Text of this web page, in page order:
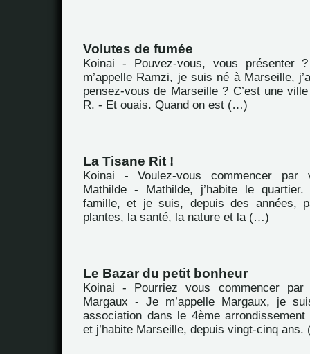
Volutes de fumée
Koinai - Pouvez-vous, vous présenter
m’appelle Ramzi, je suis né à Marseille,
pensez-vous de Marseille ? C’est une
R. - Et ouais. Quand on est (…)
La Tisane Rit !
Koinai - Voulez-vous commencer par
Mathilde - Mathilde, j’habite le
famille, et je suis, depuis des années,
plantes, la santé, la nature et la (…)
Le Bazar du petit bonheur
Koinai - Pourriez vous commencer
Margaux - Je m’appelle Margaux, je
association dans le 4ème arrondissement
et j’habite Marseille, depuis vingt-cinq